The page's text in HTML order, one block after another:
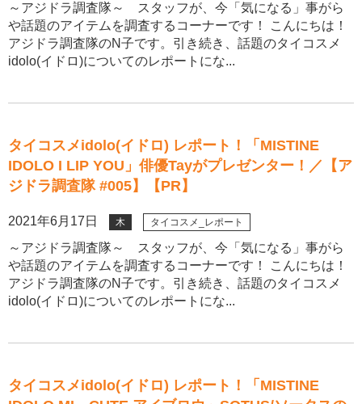
～アジドラ調査隊～ スタッフが、今「気になる」事がら
や話題のアイテムを調査するコーナーです！ こんにちは！
アジドラ調査隊のN子です。引き続き、話題のタイコスメ
idolo(イドロ)についてのレポートにな...
タイコスメidolo(イドロ) レポート！「MISTINE
IDOLO I LIP YOU」俳優Tayがプレゼンター！／【ア
ジドラ調査隊 #005】【PR】
2021年6月17日 木 タイコスメ_レポート
～アジドラ調査隊～ スタッフが、今「気になる」事がら
や話題のアイテムを調査するコーナーです！ こんにちは！
アジドラ調査隊のN子です。引き続き、話題のタイコスメ
idolo(イドロ)についてのレポートにな...
タイコスメidolo(イドロ) レポート！「MISTINE